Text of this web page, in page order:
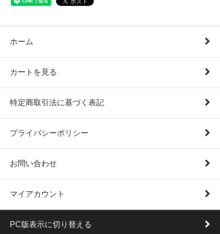
ホーム
カートを見る
特定商取引法に基づく表記
プライバシーポリシー
お問い合わせ
マイアカウント
PC版表示に切り替える